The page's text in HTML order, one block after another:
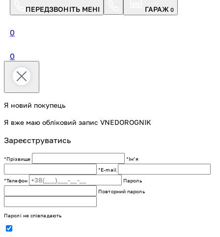
ПЕРЕДЗВОНІТЬ МЕНІ ГАРАЖ 0
0
0
Я новий покупець
Я вже маю обліковий запис VNEDOROGNIK
Зареєструватись
*Прізвище
*Імʼя
*E-mail
*Телефон
Пароль
Повторний пароль
Паролі не співпадають